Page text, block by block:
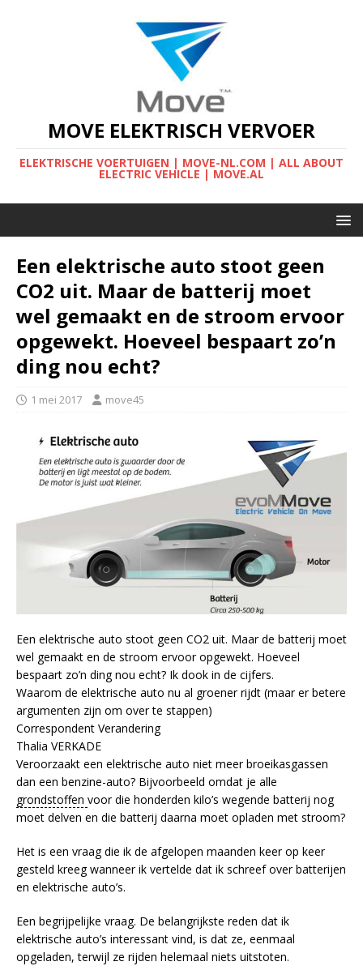
MOVE ELEKTRISCH VERVOER
ELEKTRISCHE VOERTUIGEN | MOVE-NL.COM | ALL ABOUT
ELECTRIC VEHICLE | MOVE.AL
Een elektrische auto stoot geen
CO2 uit. Maar de batterij moet
wel gemaakt en de stroom ervoor
opgewekt. Hoeveel bespaart zo’n
ding nou echt?
1 mei 2017 move45
Een elektrische auto stoot geen CO2 uit. Maar de batterij moet
wel gemaakt en de stroom ervoor opgewekt. Hoeveel
bespaart zo’n ding nou echt? Ik dook in de cijfers.
Waarom de elektrische auto nu al groener rijdt (maar er betere
argumenten zijn om over te stappen)
Correspondent Verandering
Thalia VERKADE
Veroorzaakt een elektrische auto niet meer broeikasgassen
dan een benzine-auto? Bijvoorbeeld omdat je alle
grondstoffen voor die honderden kilo’s wegende batterij nog
moet delven en die batterij daarna moet opladen met stroom?
Het is een vraag die ik de afgelopen maanden keer op keer
gesteld kreeg wanneer ik vertelde dat ik schreef over batterijen
en elektrische auto’s.
Een begrijpelijke vraag. De belangrijkste reden dat ik
elektrische auto’s interessant vind, is dat ze, eenmaal
opgeladen, terwijl ze rijden helemaal niets uitstoten.